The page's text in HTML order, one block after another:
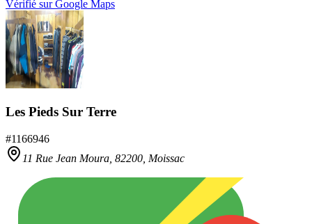
Vérifié sur Google Maps
Les Pieds Sur Terre
#1166946
11 Rue Jean Moura, 82200 Moissac